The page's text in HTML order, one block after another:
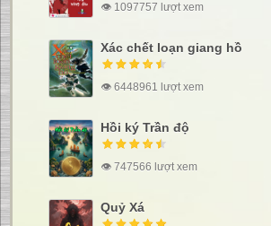
👁 1097757 lượt xem
Xác chết loạn giang hồ
👁 6448961 lượt xem
Hồi ký Trần độ
👁 747566 lượt xem
Quỷ Xá